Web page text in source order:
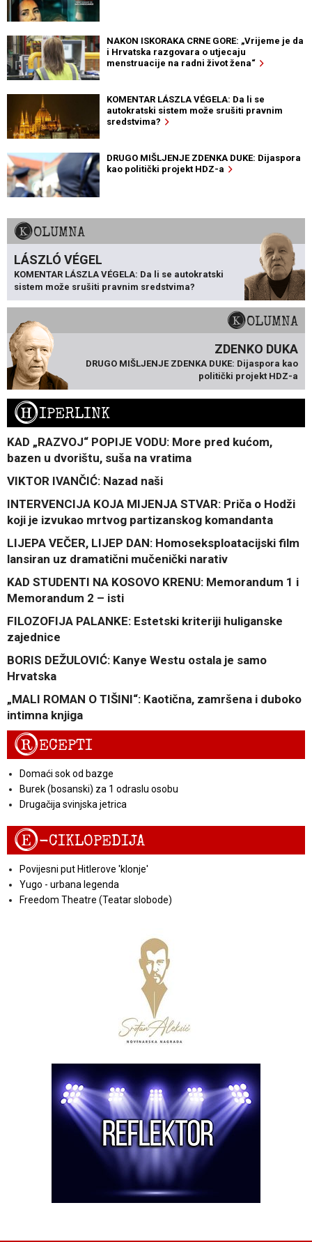
NAKON ISKORAKA CRNE GORE: „Vrijeme je da
i Hrvatska razgovara o utjecaju
menstruacije na radni život žena“
KOMENTAR LÁSZLA VÉGELA: Da li se
autokratski sistem može srušiti pravnim
sredstvima?
DRUGO MIŠLJENJE ZDENKA DUKE: Dijaspora
kao politički projekt HDZ-a
KOLUMNA
LÁSZLÓ VÉGEL
KOMENTAR LÁSZLA VÉGELA: Da li se autokratski
sistem može srušiti pravnim sredstvima?
KOLUMNA
ZDENKO DUKA
DRUGO MIŠLJENJE ZDENKA DUKE: Dijaspora kao
politički projekt HDZ-a
HIPERLINK
KAD „RAZVOJ“ POPIJE VODU: More pred kućom,
bazen u dvorištu, suša na vratima
VIKTOR IVANČIĆ: Nazad naši
INTERVENCIJA KOJA MIJENJA STVAR: Priča o Hodži
koji je izvukao mrtvog partizanskog komandanta
LIJEPA VEČER, LIJEP DAN: Homoseksploatacijski film
lansiran uz dramatični mučenički narativ
KAD STUDENTI NA KOSOVO KRENU: Memorandum 1 i
Memorandum 2 – isti
FILOZOFIJA PALANKE: Estetski kriteriji huliganske
zajednice
BORIS DEŽULOVIĆ: Kanye Westu ostala je samo
Hrvatska
„MALI ROMAN O TIŠINI“: Kaotična, zamršena i duboko
intimna knjiga
RECEPTI
Domaći sok od bazge
Burek (bosanski) za 1 odraslu osobu
Drugačija svinjska jetrica
E-CIKLOPEDIJA
Povijesni put Hitlerove 'klonje'
Yugo - urbana legenda
Freedom Theatre (Teatar slobode)